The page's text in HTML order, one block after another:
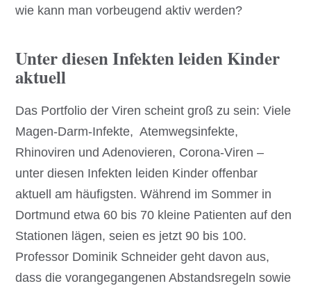
wie kann man vorbeugend aktiv werden?
Unter diesen Infekten leiden Kinder
aktuell
Das Portfolio der Viren scheint groß zu sein: Viele
Magen-Darm-Infekte, Atemwegsinfekte,
Rhinoviren und Adenovieren, Corona-Viren –
unter diesen Infekten leiden Kinder offenbar
aktuell am häufigsten. Während im Sommer in
Dortmund etwa 60 bis 70 kleine Patienten auf den
Stationen lägen, seien es jetzt 90 bis 100.
Professor Dominik Schneider geht davon aus,
dass die vorangegangenen Abstandsregeln sowie